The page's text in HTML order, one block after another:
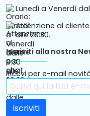
Lunedì a Venerdì
Attenzione al
alle 20.30.
Iscriviti alla nostra
Ricevi per e-mail